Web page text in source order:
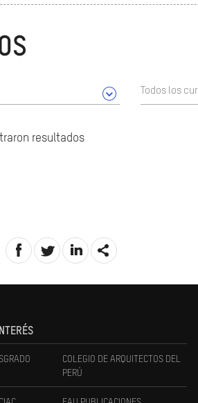
Todos los
resultados
COLEGIO DE ARQUITECTOS DEL
PERÚ